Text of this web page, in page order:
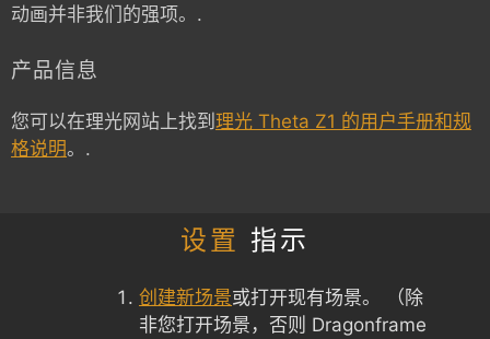
动画并非我们的强项。.
产品信息
您可以在理光网站上找到 理光 Theta Z1 的用户手册和规
格说明。.
设置 指示
创建新场景或打开现有场景。 （除
非您打开场景，否则 Dragonframe